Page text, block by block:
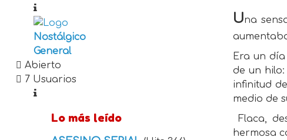
Una
Era un
de un
infinitud
medio de
Flaca,
hermosa
Nostálgico
General
Abierto
7 Usuarios
Lo más leído